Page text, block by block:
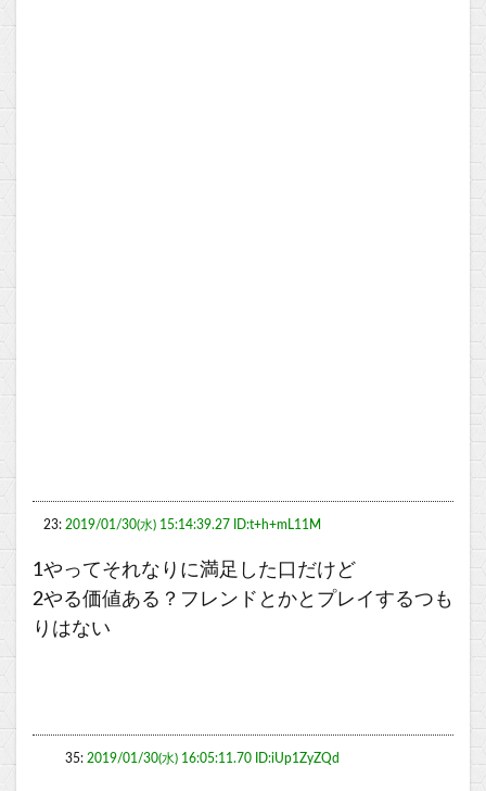
23: 2019/01/30(水) 15:14:39.27 ID:t+h+mL11M
1やってそれなりに満足した口だけど
2やる価値ある？フレンドとかとプレイするつも
りはない
35: 2019/01/30(水) 16:05:11.70 ID:iUp1ZyZQd